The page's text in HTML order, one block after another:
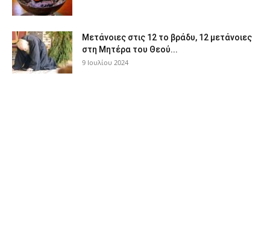
Μετάνοιες στις 12 το βράδυ, 12 μετάνοιες
στη Μητέρα του Θεού...
9 Ιουλίου 2024